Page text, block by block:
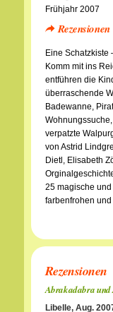
Frühjahr 2007
Rezensionen
Eine Schatzkiste
Komm mit ins
entführen die
überraschende
Badewanne,
verpatzte
von Astrid
Dietl, Elisabeth
25 magische
farbenfrohen
Rezensionen
Abrakadabra
Libelle, Aug.